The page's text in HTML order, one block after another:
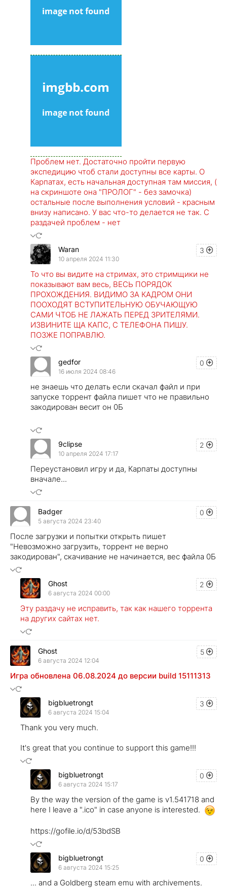
Проблем нет. Достаточно пройти первую
экспедицию чтоб стали доступны все карты. О
Карпатах, есть начальная доступная там миссия, (
на скриншоте она "ПРОЛОГ" - без замочка)
остальные после выполнения условий - красным
внизу написано. У вас что-то делается не так. С
раздачей проблем - нет
3
Waran
10 апреля 2024 11:30
То что вы видите на стримах, это стримщики не
показывают вам весь, ВЕСЬ ПОРЯДОК
ПРОХОЖДЕНИЯ. ВИДИМО ЗА КАДРОМ ОНИ
ПООХОДЯТ ВСТУПИТЕЛЬНУЮ ОБУЧАЮЩУЮ
САМИ ЧТОБ НЕ ЛАЖАТЬ ПЕРЕД ЗРИТЕЛЯМИ.
ИЗВИНИТЕ ЩА КАПС, С ТЕЛЕФОНА ПИШУ.
ПОЗЖЕ ПОПРАВЛЮ.
0
gedfor
16 июля 2024 08:46
не знаешь что делать если скачал файл и при
запуске торрент файла пишет что не правильно
закодирован весит он 0Б
2
9clipse
10 апреля 2024 17:17
Переустановил игру и да, Карпаты доступны
вначале...
0
Badger
5 августа 2024 23:40
После загрузки и попытки открыть пишет
"Невозможно загрузить, торрент не верно
закодирован", скачивание не начинается, вес файла 0Б
2
Ghost
6 августа 2024 00:00
Эту раздачу не исправить, так как нашего торрента
на других сайтах нет.
5
Ghost
6 августа 2024 12:04
Игра обновлена 06.08.2024 до версии build 15111313
3
bigbluetrongt
6 августа 2024 15:04
Thank you very much.
It's great that you continue to support this game!!!
0
bigbluetrongt
6 августа 2024 15:17
By the way the version of the game is v1.541718 and
here I leave a ".ico" in case anyone is interested.
https://gofile.io/d/53bdSB
0
bigbluetrongt
6 августа 2024 15:25
... and a Goldberg steam emu with archivements.